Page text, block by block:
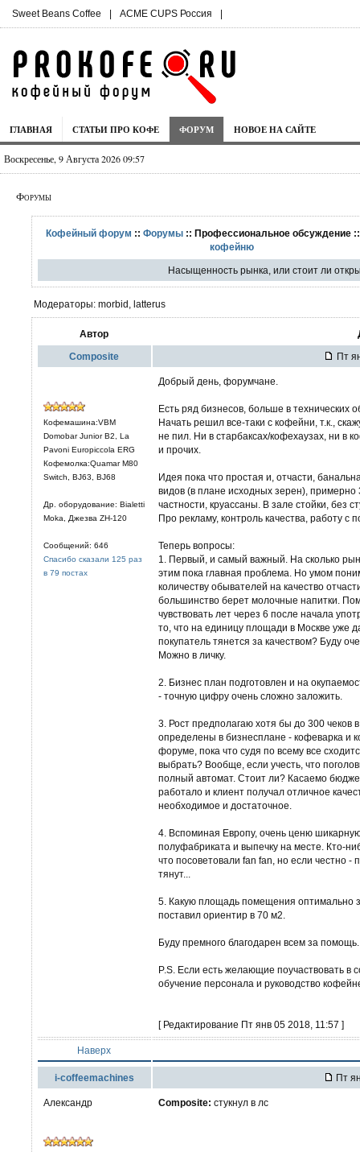
Sweet Beans Coffee | ACME CUPS Россия |
ГЛАВНАЯ СТАТЬИ ПРО КОФЕ ФОРУМ НОВОЕ НА САЙТЕ
Воскресенье, 9 Августа 2026 09:57
Форумы
Кофейный форум ::Форумы :: Профессиональное обсуждение
кофейню
Насыщенность рынка, или стоит ли
Модераторы: morbid, latterus
Автор
Composite Пт
Кофемашина:VBM
Domobar Junior B2, La
Pavoni Europiccola ERG
Кофемолка:Quamar M80
Switch, BJ63, BJ68
Др. оборудование: Bialetti
Moka, Джезва ZH-120
Сообщений: 646
Спасибо сказали 125 раз
в 79 постах
Добрый день, форумчане.
Есть ряд бизнесов, больше в технических
Начать решил все-таки с кофейни, т.к.,
не пил. Ни в старбаксах/кофехаузах, ни в
и прочих.
Идея пока что простая и, отчасти,
видов (в плане исходных зерен), примерно
частности, круассаны. В зале стойки, без
Про рекламу, контроль качества, работу с
Теперь вопросы:
1. Первый, и самый важный. На сколько
этим пока главная проблема. Но умом
количеству обывателей на качество
большинство берет молочные напитки.
чувствовать лет через 6 после начала
то, что на единицу площади в Москве уже
покупатель тянется за качеством? Буду
Можно в личку.
2. Бизнес план подготовлен и на
- точную цифру очень сложно заложить.
3. Рост предполагаю хотя бы до 300 чеков
определены в бизнесплане - кофеварка и
форуме, пока что судя по всему все
выбрать? Вообще, если учесть, что
полный автомат. Стоит ли? Касаемо
работало и клиент получал отличное
необходимое и достаточное.
4. Вспоминая Европу, очень ценю
полуфабриката и выпечку на месте. Кто-
что посоветовали fan fan, но если честно -
тянут...
5. Какую площадь помещения оптимально
поставил ориентир в 70 м2.
Буду премного благодарен всем за помощь.
P.S. Если есть желающие поучаствовать в
обучение персонала и руководство
[ Редактирование Пт янв 05 2018, 11:57 ]
Наверх
i-coffeemachines Пт
Александр Composite: стукнул в лс